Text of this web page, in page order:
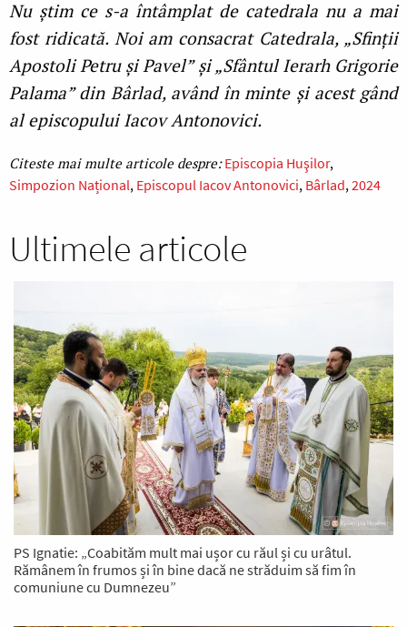
Nu știm ce s-a întâmplat de catedrala nu a mai
fost ridicată. Noi am consacrat Catedrala, „Sfinții
Apostoli Petru și Pavel” și „Sfântul Ierarh Grigorie
Palama” din Bârlad, având în minte și acest gând
al episcopului Iacov Antonovici.
Episcopia Huşilor
Simpozion Național Episcopul Iacov Antonovici Bârlad 2024
Ultimele articole
PS Ignatie: „Coabităm mult mai ușor cu răul și cu urâtul.
Rămânem în frumos și în bine dacă ne străduim să fim în
comuniune cu Dumnezeu”